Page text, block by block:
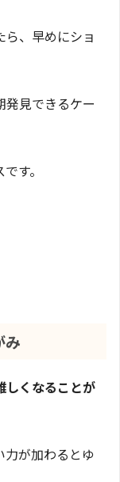
ら、早めにショ
発見できるケー
す。
み
しくなることが
が加わるとゆ